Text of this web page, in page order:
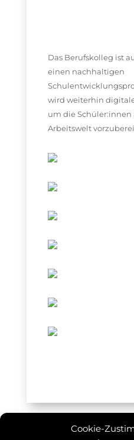
Cookie-
Das Berufskolleg ist
einen nachhaltigen
wird weiterhin
um die
Arbeitswelt